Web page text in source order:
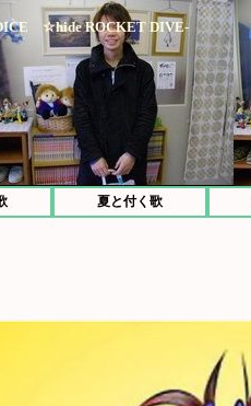
☆hide ROCKET DIVE-
夏と付く歌